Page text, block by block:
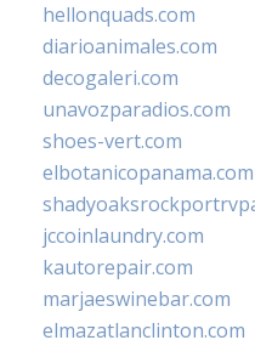
hellonquads.com
diarioanimales.com
decogaleri.com
unavozparadios.com
shoes-vert.com
elbotanicopanama.com
jccoinlaundry.com
kautorepair.com
marjaeswinebar.com
elmazatlanclinton.com